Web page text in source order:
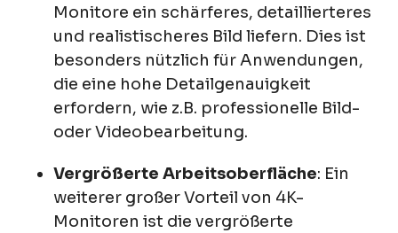
Monitore ein schärferes, detaillierteres
und realistischeres Bild liefern. Dies ist
besonders nützlich für Anwendungen,
die eine hohe Detailgenauigkeit
erfordern, wie z.B. professionelle Bild-
oder Videobearbeitung.
Vergrößerte Arbeitsoberfläche: Ein
weiterer großer Vorteil von 4K-
Monitoren ist die vergrößerte